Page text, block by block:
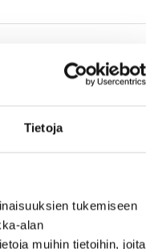
Tietoja
tukemiseen
alan
muihin tietoihin, joita